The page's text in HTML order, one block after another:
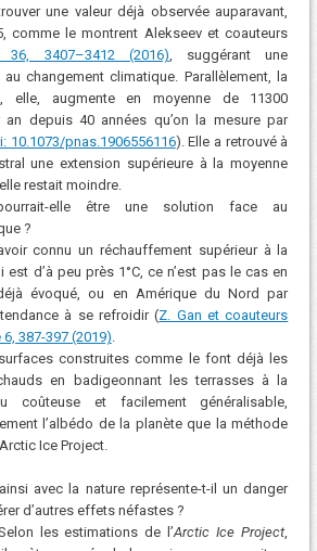
une valeur déjà observée auparavant,
comme le montrent Alekseev et coauteurs
3407–3412 (2016), suggérant une
changement climatique. Parallèlement, la
elle, augmente en moyenne de 11300
an depuis 40 années qu’on la mesure par
10.1073/pnas.1906556116). Elle a retrouvé à
une extension supérieure à la moyenne
restait moindre.
elle être une solution face au
?
connu un réchauffement supérieur à la
d’à peu près 1°C, ce n’est pas le cas en
évoqué, ou en Amérique du Nord par
à se refroidir (Z. Gan et coauteurs
387-397 (2019).
construites comme le font déjà les
en badigeonnant les terrasses à la
coûteuse et facilement généralisable,
l’albédo de la planète que la méthode
Ice Project.
avec la nature représente-t-il un danger
d’autres effets néfastes ?
les estimations de l’Arctic Ice Project